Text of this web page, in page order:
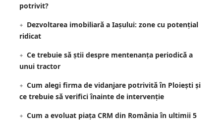
potrivit?
Dezvoltarea imobiliară a Iașului: zone cu potențial
ridicat
Ce trebuie să știi despre mentenanța periodică a
unui tractor
Cum alegi firma de vidanjare potrivită în Ploiești și
ce trebuie să verifici înainte de intervenție
Cum a evoluat piața CRM din România în ultimii 5